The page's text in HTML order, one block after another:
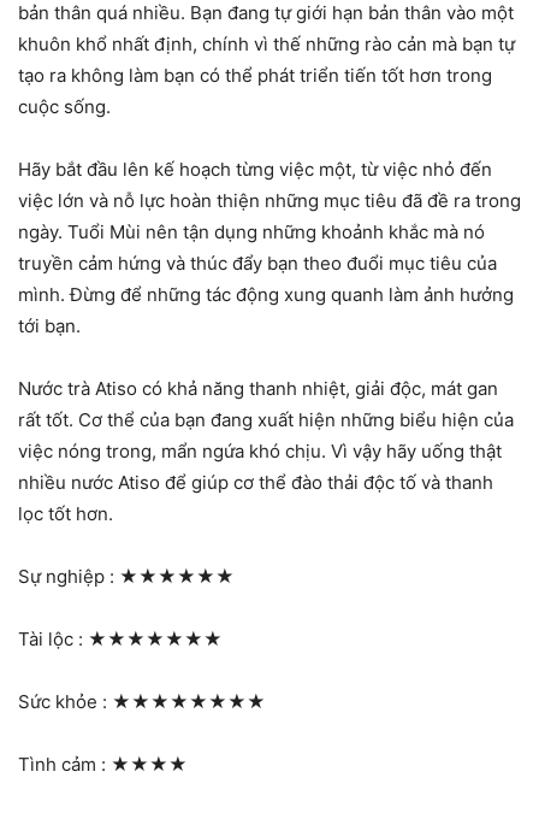
bản thân quá nhiều. Bạn đang tự giới hạn bản thân vào một
khuôn khổ nhất định, chính vì thế những rào cản mà bạn tự
tạo ra không làm bạn có thể phát triển tiến tốt hơn trong
cuộc sống.
Hãy bắt đầu lên kế hoạch từng việc một, từ việc nhỏ đến
việc lớn và nỗ lực hoàn thiện những mục tiêu đã đề ra trong
ngày. Tuổi Mùi nên tận dụng những khoảnh khắc mà nó
truyền cảm hứng và thúc đẩy bạn theo đuổi mục tiêu của
mình. Đừng để những tác động xung quanh làm ảnh hưởng
tới bạn.
Nước trà Atiso có khả năng thanh nhiệt, giải độc, mát gan
rất tốt. Cơ thể của bạn đang xuất hiện những biểu hiện của
việc nóng trong, mẩn ngứa khó chịu. Vì vậy hãy uống thật
nhiều nước Atiso để giúp cơ thể đào thải độc tố và thanh
lọc tốt hơn.
Sự nghiệp : ★★★★★★
Tài lộc : ★★★★★★★
Sức khỏe : ★★★★★★★★
Tình cảm : ★★★★